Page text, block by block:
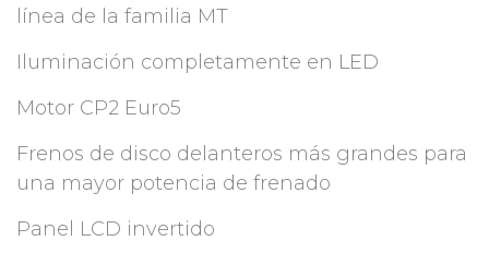
línea de la familia MT
Iluminación completamente en LED
Motor CP2 Euro5
Frenos de disco delanteros más grandes para
una mayor potencia de frenado
Panel LCD invertido